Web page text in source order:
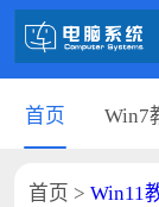
首页 Win7
首页 > Win11